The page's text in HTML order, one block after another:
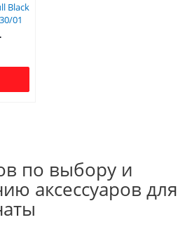
Black
01
по выбору и
аксессуаров для